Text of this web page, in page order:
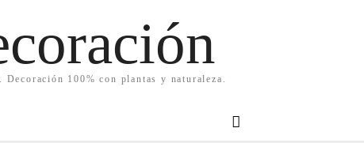
100% con plantas y naturaleza.